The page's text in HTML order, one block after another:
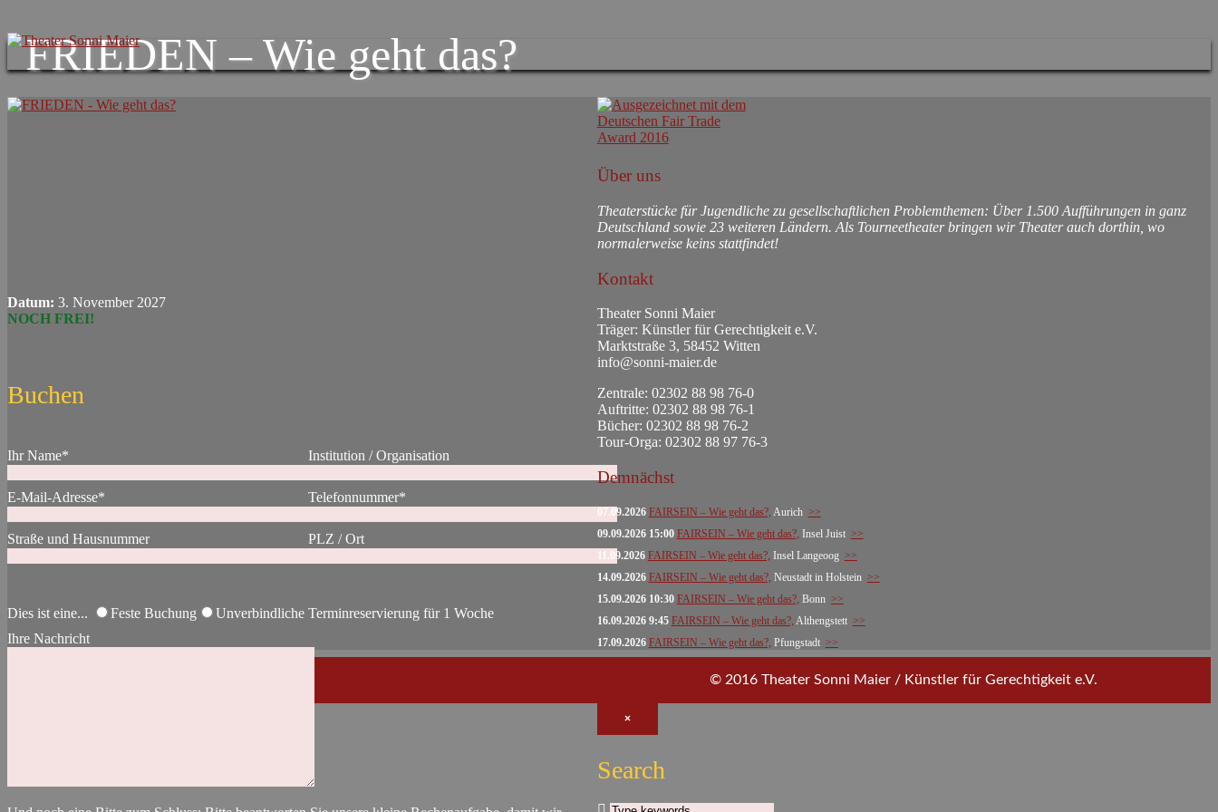
FRIEDEN – Wie geht das?
Datum: 3. November 2027
NOCH FREI!
Buchen
Ihr Name* Institution / Organisation
E-Mail-Adresse* Telefonnummer*
Straße und Hausnummer PLZ / Ort
Dies ist eine... Feste Buchung
Unverbindliche Terminreservierung für 1 Woche
Ihre Nachricht
Über uns
Theaterstücke für Jugendliche zu gesellschaftlichen Problemthemen: Über 1.500 Aufführungen in ganz
Deutschland sowie 23 weiteren Ländern. Als Tourneetheater bringen wir Theater auch dorthin, wo
normalerweise keins stattfindet!
Kontakt
Theater Sonni Maier
Träger: Künstler für Gerechtigkeit e.V.
Marktstraße 3, 58452 Witten
info@sonni-maier.de
Zentrale: 02302 88 98 76-0
Auftritte: 02302 88 98 76-1
Bücher: 02302 88 98 76-2
Tour-Orga: 02302 88 97 76-3
Demnächst
07.09.2026 FAIRSEIN – Wie geht das?, Aurich >>
09.09.2026 15:00 FAIRSEIN – Wie geht das?, Insel Juist >>
11.09.2026 FAIRSEIN – Wie geht das?, Insel Langeoog >>
14.09.2026 FAIRSEIN – Wie geht das?, Neustadt in Holstein >>
15.09.2026 10:30 FAIRSEIN – Wie geht das?, Bonn >>
16.09.2026 9:45 FAIRSEIN – Wie geht das?, Althengstett >>
17.09.2026 FAIRSEIN – Wie geht das?, Pfungstadt >>
© 2016 Theater Sonni Maier / Künstler für Gerechtigkeit e.V.
×
Search